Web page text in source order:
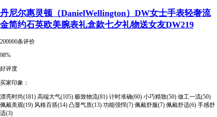
丹尼尔惠灵顿（DanielWellington）DW女士手表轻奢流
金简约石英欧美腕表礼盒款七夕礼物送女友DW219
200000条评价
98%
好评度
买家印象：
漂亮时尚(181) 高端大气(105) 极致物流(81) 计时准确(60) 小巧精致(50) 做工一流(50)
佩戴美观(19) 风格百搭(14) 凸显气质(13) 功能强悍(7) 佩戴舒服(7) 佩戴舒适(6) 手感舒
适(3)